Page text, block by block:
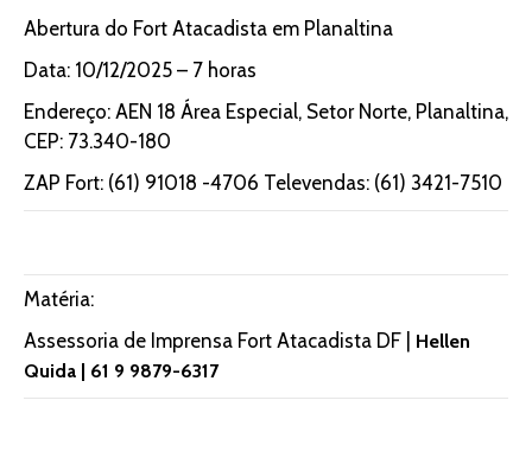
Abertura do Fort Atacadista em Planaltina
Data: 10/12/2025 – 7 horas
Endereço: AEN 18 Área Especial, Setor Norte, Planaltina,
CEP: 73.340-180
ZAP Fort: (61) 91018 -4706 Televendas: (61) 3421-7510
Matéria:
Assessoria de Imprensa Fort Atacadista DF | Hellen
Quida | 61 9 9879-6317